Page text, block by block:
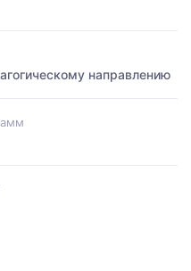
направлению